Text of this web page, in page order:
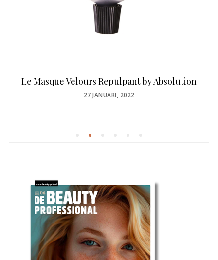
Le Masque Velours Repulpant by Absolution
POSTED
27 JANUARI, 2022